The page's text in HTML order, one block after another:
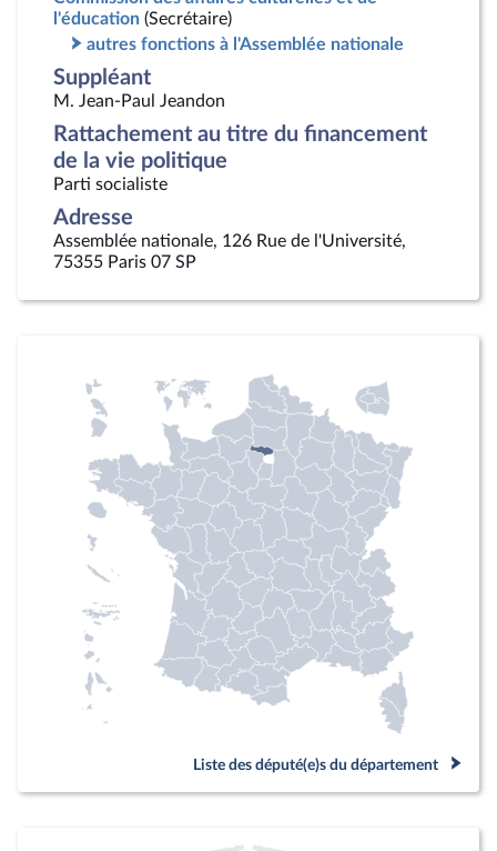
l'éducation (Secrétaire)
autres fonctions à l'Assemblée nationale
Suppléant
M. Jean-Paul Jeandon
Rattachement au titre du financement
de la vie politique
Parti socialiste
Adresse
Assemblée nationale, 126 Rue de l'Université,
75355 Paris 07 SP
Liste des député(e)s du département